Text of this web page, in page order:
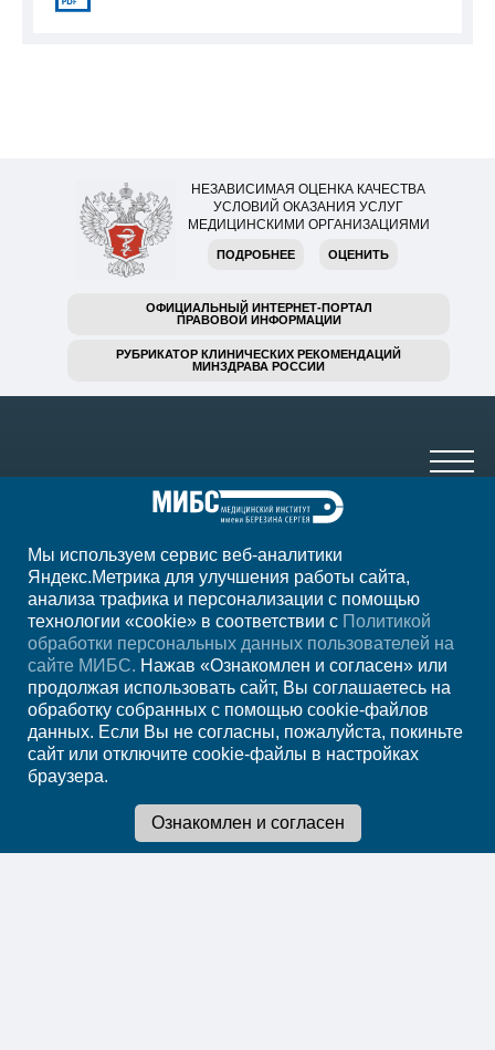
НЕЗАВИСИМАЯ ОЦЕНКА КАЧЕСТВА
УСЛОВИЙ ОКАЗАНИЯ УСЛУГ
МЕДИЦИНСКИМИ ОРГАНИЗАЦИЯМИ
ПОДРОБНЕЕ ОЦЕНИТЬ
ОФИЦИАЛЬНЫЙ ИНТЕРНЕТ-ПОРТАЛ
ПРАВОВОЙ ИНФОРМАЦИИ
РУБРИКАТОР КЛИНИЧЕСКИХ РЕКОМЕНДАЦИЙ
МИНЗДРАВА РОССИИ
+7 (4012) 957-300
ежедн. 7.00-23.00
РегионКалининград
Записаться на
прием
Мы используем сервис веб-аналитики
Яндекс.Метрика для улучшения работы сайта,
анализа трафика и персонализации с помощью
технологии «cookie» в соответствии с Политикой
обработки персональных данных пользователей на
сайте МИБС. Нажав «Ознакомлен и согласен» или
продолжая использовать сайт, Вы соглашаетесь на
обработку собранных с помощью cookie-файлов
данных. Если Вы не согласны, пожалуйста, покиньте
сайт или отключите cookie-файлы в настройках
браузера.